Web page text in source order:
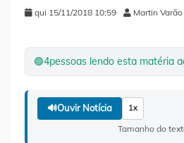
qui 15/11/2018 10:59 Martin Varão
🟢4pessoas lendo esta matéria
🔊Ouvir Notícia 1x
Tamanho do